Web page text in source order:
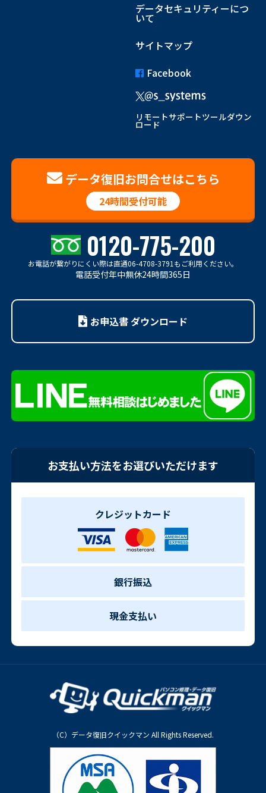
データセキュリティーにつ
いて
サイトマップ
Facebook
リモートサポートツールダウン
ロード
データ復旧お問合せはこちら
24時間受付可能
0120-775-200
お電話が繋がりにくい際は直通06-4708-3791もご利用ください。
電話受付年中無休24時間365日
お申込書 ダウンロード
お支払い方法をお選びいただけます
クレジットカード
銀行振込
現金支払い
（C）データ復旧クイックマン All Rights Reserved.